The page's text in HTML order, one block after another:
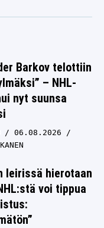
Barkov telottiin
– NHL-
nyt suunsa
06.08.2026
leirissä hierotaan
voi tippua